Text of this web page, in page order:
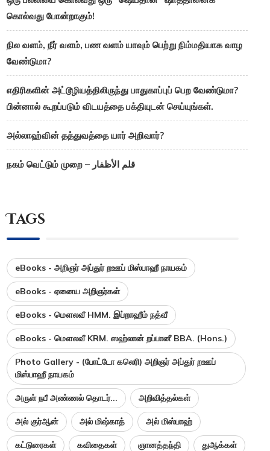
கொல்வது போன்றாகும்!
நில வளம், நீர் வளம், பண வளம் யாவும் பெற்று நிம்மதியாக வாழ
வேண்டுமா?
எதிரிகளின் அட்டூழியத்திலிருந்து பாதுகாப்புப் பெற வேண்டுமா?
பின்னால் கூறப்படும் விடயத்தை பக்தியுடன் செய்யுங்கள்.
அல்லாஹ்வின் தத்துவத்தை யார் அறிவார்?
நகம் வெட்டும் முறை – قلم الأظفار
Tags
eBooks - அறிஞர் அப்துர் றஊப் மிஸ்பாஹீ நாயகம்
eBooks - ஏனைய அறிஞர்கள்
eBooks - மௌலவீ HMM. இப்றாஹீம் நத்வீ
eBooks - மௌலவீ KRM. ஸஹ்லான் றப்பானீ BBA. (Hons.)
Photo Gallery - (போட்டோ கலெரி) அறிஞர் அப்துர் றஊப்
மிஸ்பாஹீ நாயகம்
அருள் நபீ அண்ணல் தொடர்... அறிவித்தல்கள்
அல் குர்ஆன் அல் மிஷ்காத் அல் மிஸ்பாஹ்
கட்டுரைகள் கவிதைகள் ஞானத்தந்தி துஆக்கள்